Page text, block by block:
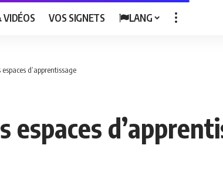
VIDÉOS VOS SIGNETS LANG
d’apprentissage
espaces